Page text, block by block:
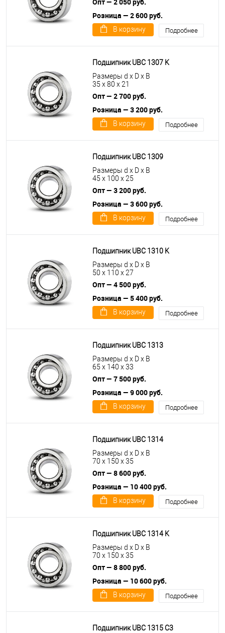
Розница — 2 600 руб.
В корзину Подробнее
Подшипник UBC 1307 K
Размеры d x D x B
35 x 80 x 21
Опт — 2 700 руб.
Розница — 3 200 руб.
В корзину Подробнее
Подшипник UBC 1309
Размеры d x D x B
45 x 100 x 25
Опт — 3 200 руб.
Розница — 3 600 руб.
В корзину Подробнее
Подшипник UBC 1310 K
Размеры d x D x B
50 x 110 x 27
Опт — 4 500 руб.
Розница — 5 400 руб.
В корзину Подробнее
Подшипник UBC 1313
Размеры d x D x B
65 x 140 x 33
Опт — 7 500 руб.
Розница — 9 000 руб.
В корзину Подробнее
Подшипник UBC 1314
Размеры d x D x B
70 x 150 x 35
Опт — 8 600 руб.
Розница — 10 400 руб.
В корзину Подробнее
Подшипник UBC 1314 K
Размеры d x D x B
70 x 150 x 35
Опт — 8 800 руб.
Розница — 10 600 руб.
В корзину Подробнее
Подшипник UBC 1315 C3